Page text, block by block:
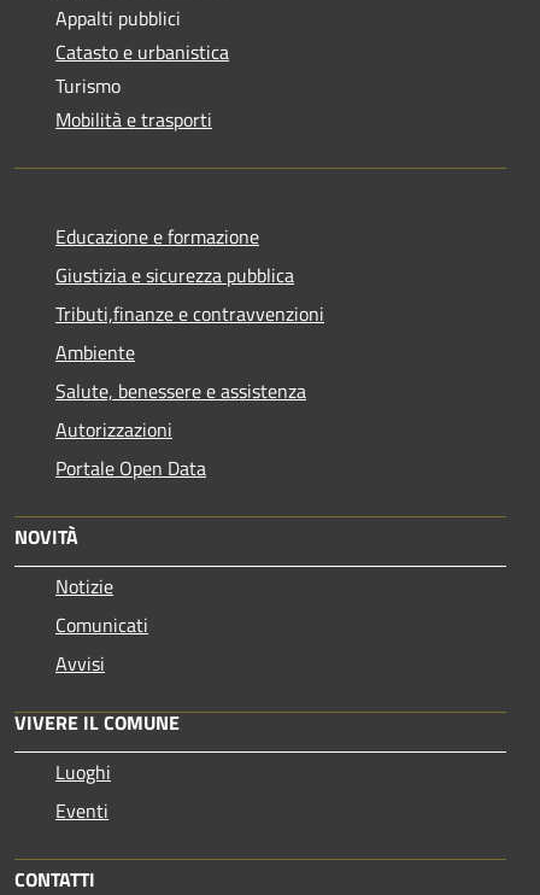
Appalti pubblici
Catasto e urbanistica
Turismo
Mobilità e trasporti
Educazione e formazione
Giustizia e sicurezza pubblica
Tributi,finanze e contravvenzioni
Ambiente
Salute, benessere e assistenza
Autorizzazioni
Portale Open Data
NOVITÀ
Notizie
Comunicati
Avvisi
VIVERE IL COMUNE
Luoghi
Eventi
CONTATTI